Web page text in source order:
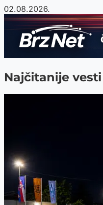
02.08.2026.
Najčitanije vesti